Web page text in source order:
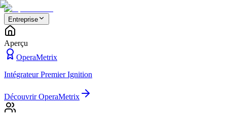
Entreprise
Aperçu
OperaMetrix
Intégrateur Premier Ignition
Découvrir OperaMetrix